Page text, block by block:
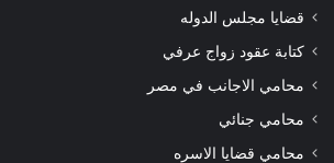
قضايا مجلس الدوله
كتابة عقود زواج عرفي
محامي الاجانب في مصر
محامي جنائي
محامي قضايا الاسره